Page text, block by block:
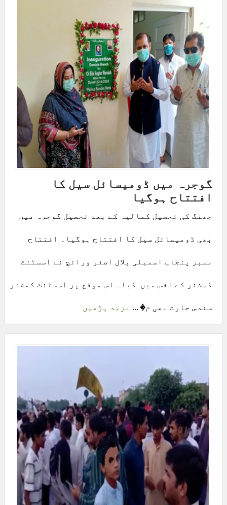
گوجرہ میں ڈومیسائل سیل کا
افتتاح ہوگیا
جھنگ کی تحصیل کمالیہ کے بعد تحصیل گوجرہ میں
بھی ڈومیسائل سیل کا افتتاح ہوگیا۔ افتتاح
ممبر پنجاب اسمبلی بلال اصغر ورائچ نے اسسٹنٹ
کمشنر کے افس میں کیا۔ اس موقع پر اسسٹنٹ کمشنر
سندس حارث بھی م� ... مزید پڑھیں